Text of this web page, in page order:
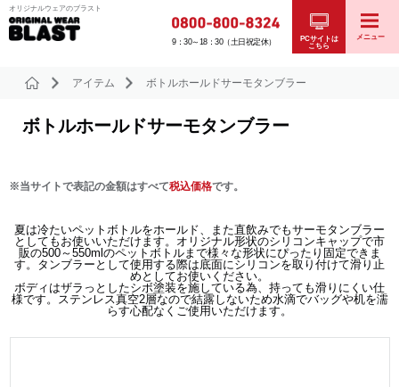
オリジナルウェアのブラスト
9：30～18：30（土日祝定休）
PCサイトは
こちら
メニュー
アイテム ボトルホールドサーモタンブラー
ボトルホールドサーモタンブラー
※当サイトで表記の金額はすべて税込価格です。
夏は冷たいペットボトルをホールド、また直飲みでもサーモタンブラー
としてもお使いいただけます。オリジナル形状のシリコンキャップで市
販の500～550mlのペットボトルまで様々な形状にぴったり固定できま
す。タンブラーとして使用する際は底面にシリコンを取り付けて滑り止
めとしてお使いください。
ボディはザラっとしたシボ塗装を施している為、持っても滑りにくい仕
様です。ステンレス真空2層なので結露しないため水滴でバッグや机を濡
らす心配なくご使用いただけます。